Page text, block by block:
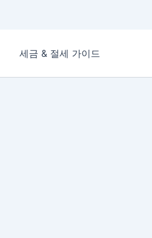
세금 & 절세 가이드